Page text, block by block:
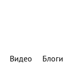
Видео Блоги